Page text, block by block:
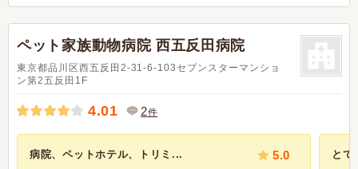
ペット家族動物病院 西五反田病院
東京都品川区西五反田2-31-6-103セブンスターマンショ
ン第2五反田1F
4.01 2件
病院、ペットホテル、トリミ... 5.0 とて